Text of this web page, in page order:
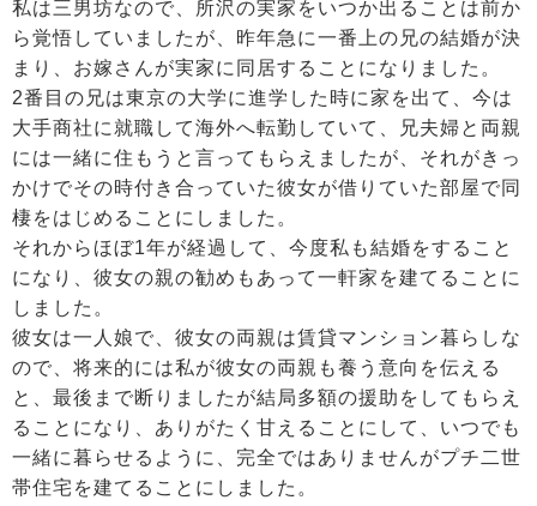
私は三男坊なので、所沢の実家をいつか出ることは前か
ら覚悟していましたが、昨年急に一番上の兄の結婚が決
まり、お嫁さんが実家に同居することになりました。
2番目の兄は東京の大学に進学した時に家を出て、今は
大手商社に就職して海外へ転勤していて、兄夫婦と両親
には一緒に住もうと言ってもらえましたが、それがきっ
かけでその時付き合っていた彼女が借りていた部屋で同
棲をはじめることにしました。
それからほぼ1年が経過して、今度私も結婚をすること
になり、彼女の親の勧めもあって一軒家を建てることに
しました。
彼女は一人娘で、彼女の両親は賃貸マンション暮らしな
ので、将来的には私が彼女の両親も養う意向を伝える
と、最後まで断りましたが結局多額の援助をしてもらえ
ることになり、ありがたく甘えることにして、いつでも
一緒に暮らせるように、完全ではありませんがプチ二世
帯住宅を建てることにしました。